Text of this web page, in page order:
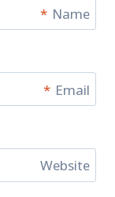
Name
*
Email
*
Website